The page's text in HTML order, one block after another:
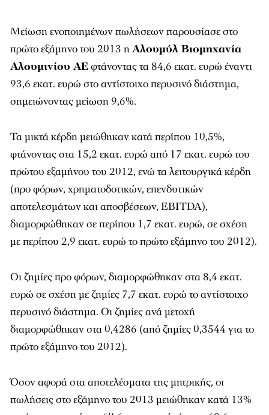
Μείωση ενοποιημένων πωλήσεων παρουσίασε στο
πρώτο εξάμηνο του 2013 ηΑλουμύλ Βιομηχανία
Αλουμινίου ΑΕφτάνοντας τα 84,6 εκατ. ευρώ έναντι
93,6 εκατ. ευρώ στο αντίστοιχο περυσινό διάστημα,
σημειώνοντας μείωση 9,6%.
Τα μικτά κέρδη μειώθηκαν κατά περίπου 10,5%,
φτάνοντας στα 15,2 εκατ. ευρώ από 17 εκατ. ευρώ του
πρώτου εξαμήνου του 2012, ενώ τα λειτουργικά κέρδη
(προ φόρων, χρηματοδοτικών, επενδυτικών
αποτελεσμάτων και αποσβέσεων, EBITDA),
διαμορφώθηκαν σε περίπου 1,7 εκατ. ευρώ, σε σχέση
με περίπου 2,9 εκατ. ευρώ το πρώτο εξάμηνο του 2012).
Οι ζημίες προ φόρων, διαμορφώθηκαν στα 8,4 εκατ.
ευρώ σε σχέση με ζημίες 7,7 εκατ. ευρώ το αντίστοιχο
περυσινό διάστημα. Οι ζημίες ανά μετοχή
διαμορφώθηκαν στα 0,4286 (από ζημίες 0,3544 για το
πρώτο εξάμηνο του 2012).
Όσον αφορά στα αποτελέσματα της μητρικής, οι
πωλήσεις στο εξάμηνο του 2013 μειώθηκαν κατά 13%